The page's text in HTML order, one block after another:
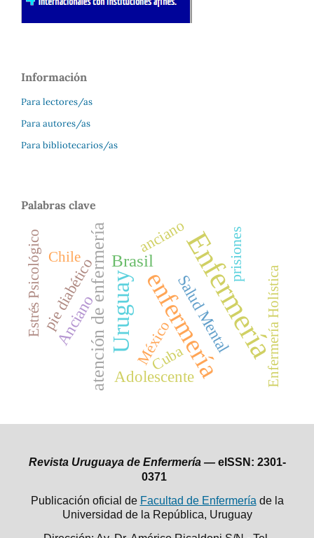
Información
Para lectores/as
Para autores/as
Para bibliotecarios/as
Palabras clave
Enfermería
enfermería
Uruguay
atención de enfermería Brasil
Adolescente
Anciano Salud Mental
pie diabético
prisiones
México
Cuba
anciano
Estrés Psicológico Enfermería Holística
Chile
Revista Uruguaya de Enfermería — eISSN: 2301-
0371
Publicación oficial de Facultad de Enfermería de la
Universidad de la República, Uruguay